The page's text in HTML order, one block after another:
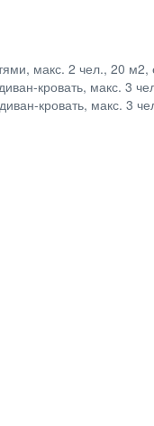
макс. 2 чел., 20
кровать, макс. 3
кровать, макс. 3